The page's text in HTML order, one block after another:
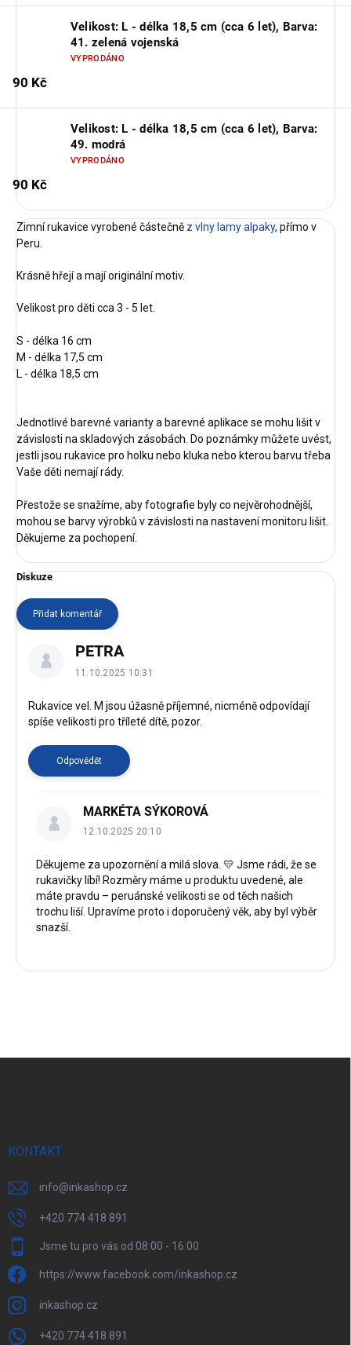
Velikost: L - délka 18,5 cm (cca 6 let), Barva:
41. zelená vojenská
VYPRODÁNO
90 Kč
Velikost: L - délka 18,5 cm (cca 6 let), Barva:
49. modrá
VYPRODÁNO
90 Kč
Zimní rukavice vyrobené částečně z vlny lamy alpaky, přímo v
Peru.
Krásně hřejí a mají originální motiv.
Velikost pro děti cca 3 - 5 let.
S - délka 16 cm
M - délka 17,5 cm
L - délka 18,5 cm
Jednotlivé barevné varianty a barevné aplikace se mohu lišit v
závislosti na skladových zásobách. Do poznámky můžete uvést,
jestli jsou rukavice pro holku nebo kluka nebo kterou barvu třeba
Vaše děti nemají rády.
Přestože se snažíme, aby fotografie byly co nejvěrohodnější,
mohou se barvy výrobků v závislosti na nastavení monitoru lišit.
Děkujeme za pochopení.
Diskuze
Přidat komentář
PETRA
11.10.2025 10:31
Rukavice vel. M jsou úžasně příjemné, nicméně odpovídají
spíše velikosti pro tříleté dítě, pozor.
Odpovědět
MARKÉTA SÝKOROVÁ
12.10.2025 20:10
Děkujeme za upozornění a milá slova. 💛 Jsme rádi, že se
rukavičky líbí! Rozměry máme u produktu uvedené, ale
máte pravdu – peruánské velikosti se od těch našich
trochu liší. Upravíme proto i doporučený věk, aby byl výběr
snazší.
KONTAKT
info@inkashop.cz
+420 774 418 891
Jsme tu pro vás od 08:00 - 16:00
https://www.facebook.com/inkashop.cz
inkashop.cz
+420 774 418 891